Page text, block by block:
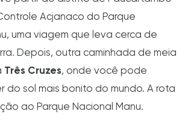
Acjanaco do Parque
uma viagem que leva cerca de
Depois, outra caminhada de meia
Três Cruzes, onde você pode
do sol mais bonito do mundo. A rota
ao Parque Nacional Manu.